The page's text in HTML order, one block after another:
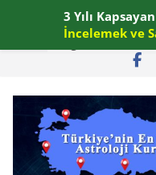
content
3 Yılı
İncelemek ve